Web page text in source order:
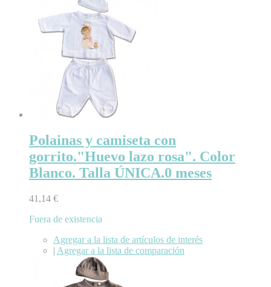
Polainas y camiseta con
gorrito."Huevo lazo rosa". Color
Blanco. Talla ÚNICA.0 meses
41,14 €
Fuera de existencia
Agregar a la lista de artículos de interés
| Agregar a la lista de comparación